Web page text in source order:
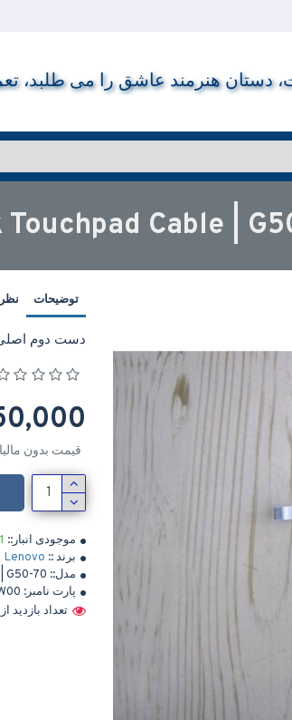
هنرمند عاشق را می طلبد،
توضیحات
دست دوم
موجودی انبار:: 1
برند :: Lenovo
مدل:: G50-70
پارت نامبر:
تعداد بازدید از
قیمت بدون مالیات: